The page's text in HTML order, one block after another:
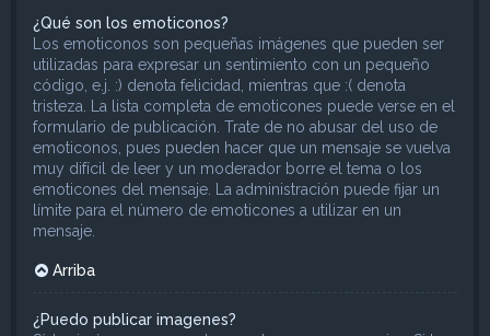
¿Qué son los emoticonos?
Los emoticonos son pequeñas imágenes que pueden ser
utilizadas para expresar un sentimiento con un pequeño
código, e.j. :) denota felicidad, mientras que :( denota
tristeza. La lista completa de emoticones puede verse en el
formulario de publicación. Trate de no abusar del uso de
emoticonos, pues pueden hacer que un mensaje se vuelva
muy difícil de leer y un moderador borre el tema o los
emoticones del mensaje. La administración puede fijar un
límite para el número de emoticones a utilizar en un
mensaje.
Arriba
¿Puedo publicar imagenes?